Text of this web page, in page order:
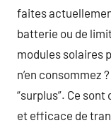
faites
batterie ou de
modules solaires
n’en consommez
“surplus”. Ce
et efficace de